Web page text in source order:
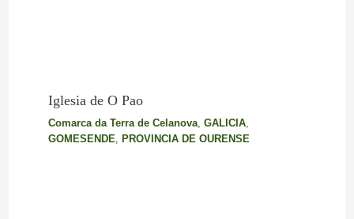
Iglesia de O Pao
Comarca da Terra de Celanova, GALICIA,
GOMESENDE
PROVINCIA DE OURENSE